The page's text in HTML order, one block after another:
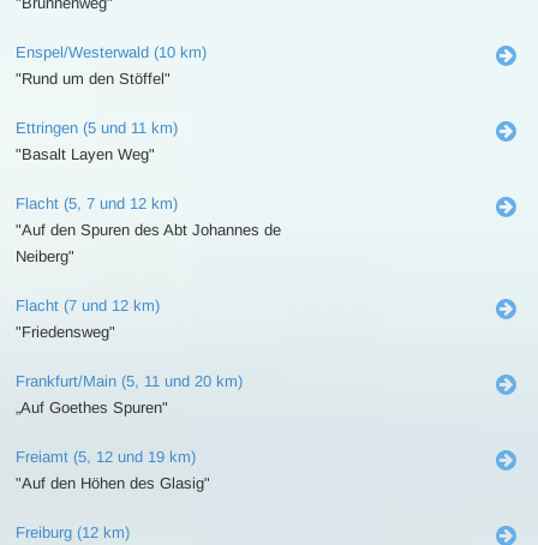
Enspel/Westerwald (10 km)
"Rund um den Stöffel"
Ettringen (5 und 11 km)
"Basalt Layen Weg"
Flacht (5, 7 und 12 km)
"Auf den Spuren des Abt Johannes de
Neiberg"
Flacht (7 und 12 km)
"Friedensweg"
Frankfurt/Main (5, 11 und 20 km)
„Auf Goethes Spuren"
Freiamt (5, 12 und 19 km)
"Auf den Höhen des Glasig"
Freiburg (12 km)